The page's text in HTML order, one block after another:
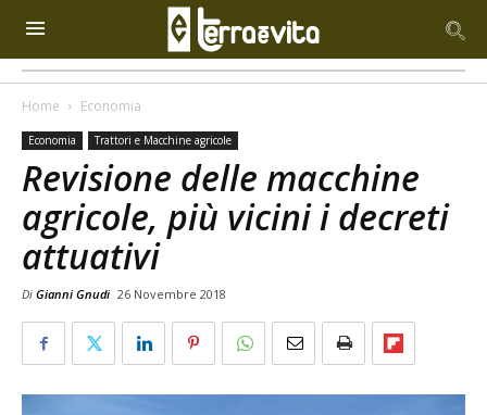
Home Economia
Economia Trattori e Macchine agricole
Revisione delle macchine
agricole, più vicini i decreti
attuativi
Di Gianni Gnudi 26 Novembre 2018